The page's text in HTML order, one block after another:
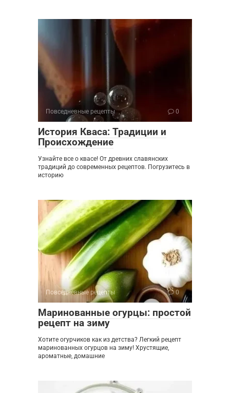
Повседневные рецепты 0
История Кваса: Традиции и
Происхождение
Узнайте все о квасе! От древних славянских
традиций до современных рецептов. Погрузитесь в
историю
Повседневные рецепты 0
Маринованные огурцы: простой
рецепт на зиму
Хотите огурчиков как из детства? Легкий рецепт
маринованных огурцов на зиму! Хрустящие,
ароматные, домашние